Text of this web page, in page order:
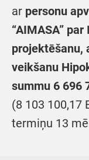
ar personu
“AIMASA”
projektēšanu,
veikšanu
summu 6 696
(8 103 100,17
termiņu 13